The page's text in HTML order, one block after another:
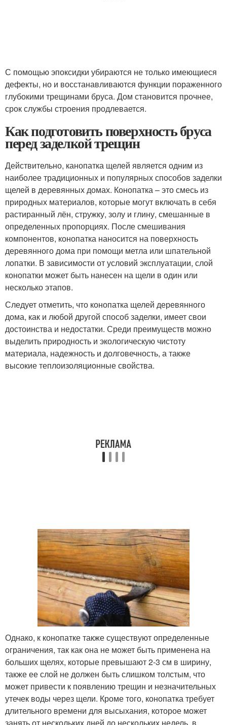
С помощью эпоксидки убираются не только имеющиеся
дефекты, но и восстанавливаются функции пораженного
глубокими трещинами бруса. Дом становится прочнее,
срок службы строения продлевается.
Как подготовить поверхность бруса
перед заделкой трещин
Действительно, канопатка щелей является одним из
наиболее традиционных и популярных способов заделки
щелей в деревянных домах. Конопатка – это смесь из
природных материалов, которые могут включать в себя
растиранный лён, стружку, золу и глину, смешанные в
определенных пропорциях. После смешивания
компонентов, конопатка наносится на поверхность
деревянного дома при помощи метла или шпательной
лопатки. В зависимости от условий эксплуатации, слой
конопатки может быть нанесен на щели в один или
несколько этапов.
Следует отметить, что конопатка щелей деревянного
дома, как и любой другой способ заделки, имеет свои
достоинства и недостатки. Среди преимуществ можно
выделить природность и экологическую чистоту
материала, надежность и долговечность, а также
высокие теплоизоляционные свойства.
Однако, к конопатке также существуют определенные
ограничения, так как она не может быть применена на
больших щелях, которые превышают 2-3 см в ширину,
также ее слой не должен быть слишком толстым, что
может привести к появлению трещин и незначительных
утечек воды через щели. Кроме того, конопатка требует
длительного времени для высыхания, которое может
занять от нескольких дней до нескольких недель, в